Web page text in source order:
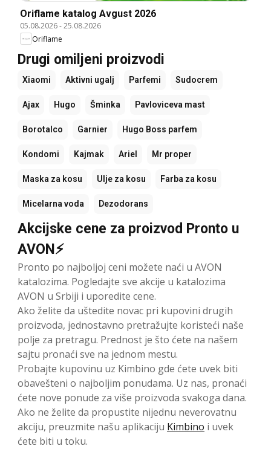
Oriflame katalog Avgust 2026
05.08.2026-25.08.2026
Oriflame
Drugi omiljeni proizvodi
Xiaomi Aktivni ugalj Parfemi Sudocrem
Ajax Hugo Šminka Pavloviceva mast
Borotalco Garnier Hugo Boss parfem
Kondomi Kajmak Ariel Mr proper
Maska za kosu Ulje za kosu Farba za kosu
Micelarna voda Dezodorans
Akcijske cene za proizvod Pronto u
AVON⚡
Pronto po najboljoj ceni možete naći u AVON
katalozima. Pogledajte sve akcije u katalozima
AVON u Srbiji i uporedite cene.
Ako želite da uštedite novac pri kupovini drugih
proizvoda, jednostavno pretražujte koristeći naše
polje za pretragu. Prednost je što ćete na našem
sajtu pronaći sve na jednom mestu.
Probajte kupovinu uz Kimbino gde ćete uvek biti
obavešteni o najboljim ponudama. Uz nas, pronaći
ćete nove ponude za više proizvoda svakoga dana.
Ako ne želite da propustite nijednu neverovatnu
akciju, preuzmite našu aplikaciju Kimbino i uvek
ćete biti u toku.